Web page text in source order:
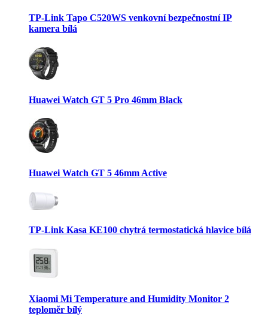
TP-Link Tapo C520WS venkovní bezpečnostní IP
kamera bílá
Huawei Watch GT 5 Pro 46mm Black
Huawei Watch GT 5 46mm Active
TP-Link Kasa KE100 chytrá termostatická hlavice bílá
Xiaomi Mi Temperature and Humidity Monitor 2
teploměr bílý